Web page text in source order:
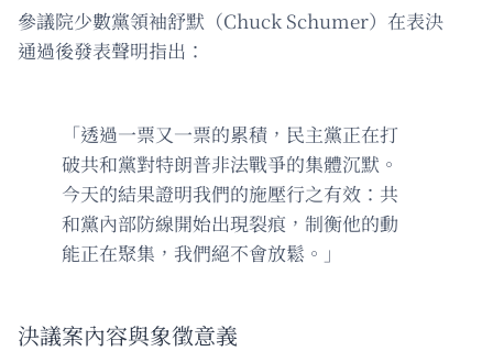
參議院少數黨領袖舒默（Chuck Schumer）在表決
通過後發表聲明指出：
「透過一票又一票的累積，民主黨正在打
破共和黨對特朗普非法戰爭的集體沉默。
今天的結果證明我們的施壓行之有效：共
和黨內部防線開始出現裂痕，制衡他的動
能正在聚集，我們絕不會放鬆。」
決議案內容與象徵意義